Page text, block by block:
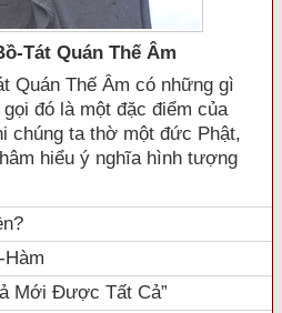
Tát Quán Thế Âm
Quán Thế Âm có những gì
đó là một đặc điểm của
chúng ta thờ một đức Phật,
hiểu ý nghĩa hình tượng
Hàm
Mới Được Tất Cả”